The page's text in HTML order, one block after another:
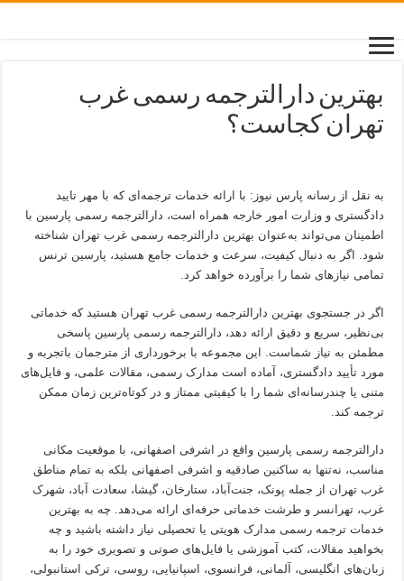
بهترین دارالترجمه رسمی غرب
تهران کجاست؟
به نقل از رسانه پارس نیوز: با ارائه خدمات ترجمه‌ای که با مهر تایید
دادگستری و وزارت امور خارجه همراه است، دارالترجمه رسمی پارسین با
اطمینان می‌تواند به‌عنوان بهترین دارالترجمه رسمی غرب تهران شناخته
شود. اگر به دنبال کیفیت، سرعت و خدمات جامع هستید، پارسین ترنس
تمامی نیازهای شما را برآورده خواهد کرد.
اگر در جستجوی بهترین دارالترجمه رسمی غرب تهران هستید که خدماتی
بی‌نظیر، سریع و دقیق ارائه دهد، دارالترجمه رسمی پارسین پاسخی
مطمئن به نیاز شماست. این مجموعه با برخورداری از مترجمان باتجربه و
مورد تأیید دادگستری، آماده است مدارک رسمی، مقالات علمی، و فایل‌های
متنی یا چندرسانه‌ای شما را با کیفیتی ممتاز و در کوتاه‌ترین زمان ممکن
ترجمه کند.
دارالترجمه رسمی پارسین واقع در اشرفی اصفهانی، با موقعیت مکانی
مناسب، نه‌تنها به ساکنین صادقیه و اشرفی اصفهانی بلکه به تمام مناطق
غرب تهران از جمله پونک، جنت‌آباد، ستارخان، گیشا، سعادت آباد، شهرک
غرب، تهرانسر و طرشت خدماتی حرفه‌ای ارائه می‌دهد. چه به بهترین
خدمات ترجمه رسمی مدارک هویتی یا تحصیلی نیاز داشته باشید و چه
بخواهید مقالات، کتب آموزشی یا فایل‌های صوتی و تصویری خود را به
زبان‌های انگلیسی، آلمانی، فرانسوی، اسپانیایی، روسی، ترکی استانبولی،